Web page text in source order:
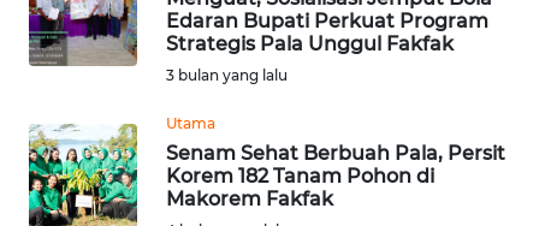
Edaran Bupati Perkuat Program
Strategis Pala Unggul Fakfak
3 bulan yang lalu
Utama
Senam Sehat Berbuah Pala, Persit
Korem 182 Tanam Pohon di
Makorem Fakfak
SULSEL
WN
SULUT